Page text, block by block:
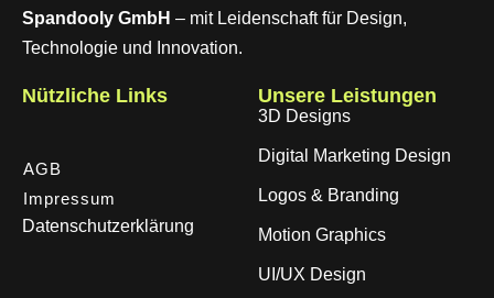
Spandooly GmbH – mit Leidenschaft für Design,
Technologie und Innovation.
Nützliche Links
AGB
Impressum
Datenschutzerklärung
Unsere Leistungen
3D Designs
Digital Marketing Design
Logos & Branding
Motion Graphics
UI/UX Design